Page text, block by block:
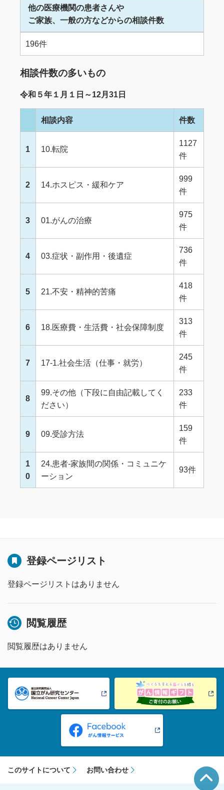
他の医療機関の患者さんや
ご家族、一般の方などからの相談件数
196件
相談件数の多いもの
令和５年１月１日～12月31日
相談内容 件数
1 10.転院
1127
件
2 14.ホスピス・緩和ケア
999
件
3 01.がんの治療
975
件
4 03.症状・副作用・後遺症
736
件
5 21.不安・精神的苦痛
418
件
6 18.医療費・生活費・社会保障制度
313
件
7 17-1.社会生活（仕事・就労）
245
件
8
99.その他（下段に自由記載してく
ださい）
233
件
9 09.受診方法
159
件
1
0
24.患者-家族間の関係・コミュニケ
ーション
93件
登録ページリスト
登録ページリストはありません
閲覧履歴
閲覧履歴はありません
このサイトについて お問い合わせ